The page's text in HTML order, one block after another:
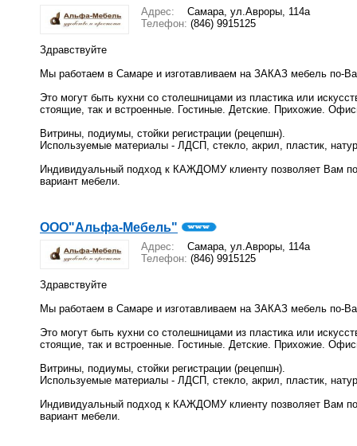
Адрес:
Самара, ул.Авроры, 114а
Телефон: (846) 9915125
Здравствуйте
Мы работаем в Самаре и изготавливаем на ЗАКАЗ мебель по-
Это могут быть кухни со столешницами из пластика или
стоящие, так и встроенные. Гостиные. Детские. Прихожие.
Витрины, подиумы, стойки регистрации (рецепшн).
Используемые материалы - ЛДСП, стекло, акрил, пластик,
Индивидуальный подход к КАЖДОМУ клиенту позволяет Вам
вариант мебели.
ООО"Альфа-Мебель"
Адрес:
Самара, ул.Авроры, 114а
Телефон: (846) 9915125
Здравствуйте
Мы работаем в Самаре и изготавливаем на ЗАКАЗ мебель по-
Это могут быть кухни со столешницами из пластика или
стоящие, так и встроенные. Гостиные. Детские. Прихожие.
Витрины, подиумы, стойки регистрации (рецепшн).
Используемые материалы - ЛДСП, стекло, акрил, пластик,
Индивидуальный подход к КАЖДОМУ клиенту позволяет Вам
вариант мебели.